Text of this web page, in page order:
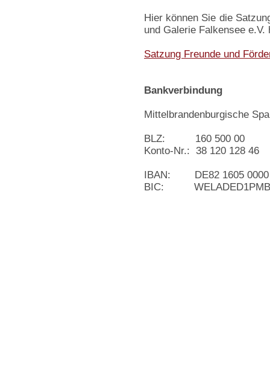
Hier können Sie die
und Galerie Falkensee e.V.
Satzung Freunde und
Bankverbindung
Mittelbrandenburgische
BLZ: 160 500 00
Konto-Nr.: 38 120 128 46
IBAN: DE82 1605 0000
BIC: WELADED1PMB